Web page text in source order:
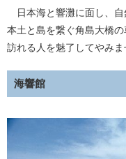
日本海と響灘に面し、自
本土と島を繋ぐ角島大橋
訪れる人を魅了してやみま
海響館